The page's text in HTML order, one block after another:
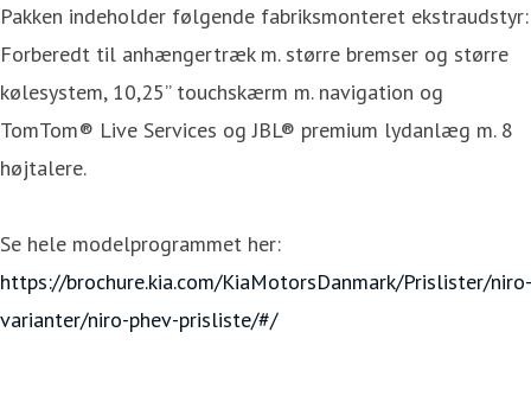
Pakken indeholder følgende fabriksmonteret ekstraudstyr:
Forberedt til anhængertræk m. større bremser og større
kølesystem, 10,25” touchskærm m. navigation og
TomTom® Live Services og JBL® premium lydanlæg m. 8
højtalere.
Se hele modelprogrammet her:
https://brochure.kia.com/KiaMotorsDanmark/Prislister/niro-
varianter/niro-phev-prisliste/#/